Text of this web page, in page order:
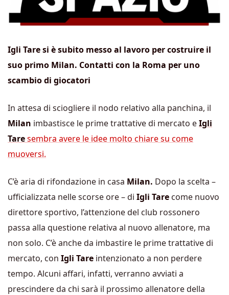
Igli Tare si è subito messo al lavoro per costruire il
suo primo Milan. Contatti con la Roma per uno
scambio di giocatori
In attesa di sciogliere il nodo relativo alla panchina, il
Milan imbastisce le prime trattative di mercato eIgli
Taresembra avere le idee molto chiare su come
muoversi.
C’è aria di rifondazione in casa Milan. Dopo la scelta –
ufficializzata nelle scorse ore – di Igli Tare come nuovo
direttore sportivo, l’attenzione del club rossonero
passa alla questione relativa al nuovo allenatore, ma
non solo. C’è anche da imbastire le prime trattative di
mercato, con Igli Tare intenzionato a non perdere
tempo. Alcuni affari, infatti, verranno avviati a
prescindere da chi sarà il prossimo allenatore della